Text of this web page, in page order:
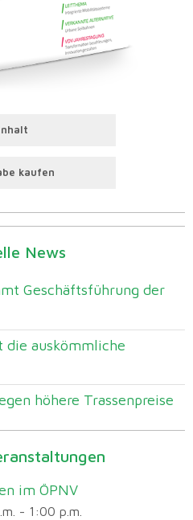
kaufen
News
Geschäftsführung der
die auskömmliche
höhere Trassenpreise
im ÖPNV
- 1:00 p.m.